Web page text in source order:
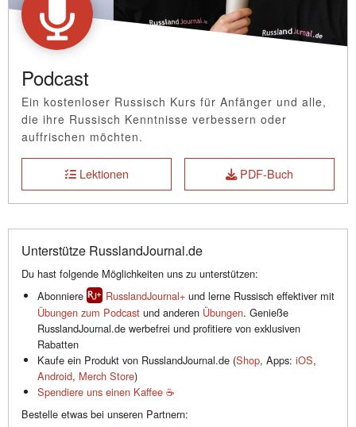
Podcast
Ein kostenloser Russisch Kurs für Anfänger und alle,
die ihre Russisch Kenntnisse verbessern oder
auffrischen möchten.
Lektionen PDF-Buch
Unterstütze RusslandJournal.de
Du hast folgende Möglichkeiten uns zu unterstützen:
Abonniere
RusslandJournal+ und lerne Russisch effektiver mit
Übungen zum Podcast und anderen Übungen. Genieße
RusslandJournal.de werbefrei und profitiere von exklusiven
Rabatten
Kaufe ein Produkt von RusslandJournal.de (Shop, Apps: iOS,
Android, Merch Store)
Spendiere uns einen Kaffee ☕️
Bestelle etwas bei unseren Partnern: